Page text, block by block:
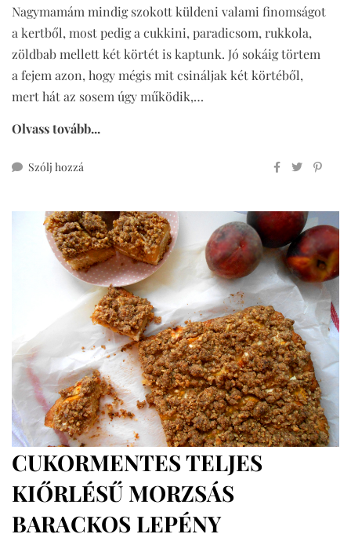
Nagymamám mindig szokott küldeni valami finomságot
a kertből, most pedig a cukkini, paradicsom, rukkola,
zöldbab mellett két körtét is kaptunk. Jó sokáig törtem
a fejem azon, hogy mégis mit csináljak két körtéből,
mert hát az sosem úgy működik,…
Olvass tovább...
Szólj hozzá
kiőrlésű
vaníliás
körtepudingos
minipite
CUKORMENTES TELJES
KIŐRLÉSŰ MORZSÁS
BARACKOS LEPÉNY